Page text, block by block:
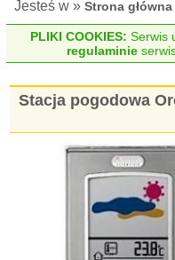
Jesteś w » Strona główna
PLIKI COOKIES: Serwis
regulaminie
Stacja pogodowa